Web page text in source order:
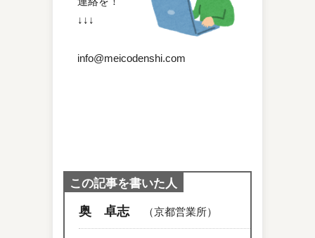
↓↓↓
info@meicodenshi.com
この記事を書いた人
奥 卓志 （京都営業所）